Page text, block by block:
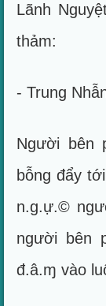
Lãnh
thảm:
- Trung
Người bên
bỗng đẩy
n.g.ự.©
người bên
đ.â.ɱ vào